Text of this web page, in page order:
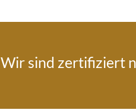
Wir sind zertifiziert